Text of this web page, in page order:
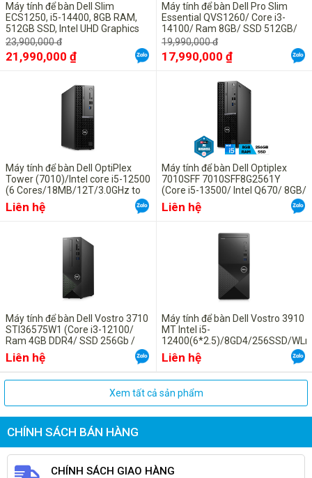
Máy tính để bàn Dell Slim
ECS1250, i5-14400, 8GB RAM,
512GB SSD, Intel UHD Graphics
730, ax+BT, KB, M, McAfee LS,
Win 11 Home, 1Y WTY
23,900,000 đ
21,990,000 ₫
Máy tính để bàn Dell Pro Slim
Essential QVS1260/ Core i3-
14100/ Ram 8GB/ SSD 512GB/
Intel Graphics/ KB, M/ ax+BT/
KYHD/ Win 11
19,990,000 đ
17,990,000 ₫
Máy tính để bàn Dell OptiPlex
Tower (7010)/Intel core i5-12500
(6 Cores/18MB/12T/3.0GHz to
4.6GHz/65W)| 8GB (1x8GB)
DDR4| M.2 2230 512 GB PCIe
Mouse & Keyboard | Power 1
Liên hệ
Máy tính để bàn Dell Optiplex
7010SFF 7010SFF8G2561Y
(Core i5-13500/ Intel Q670/ 8GB/
256GB SSD/ Intel UHD Graphics
770/ Ubuntu/ 1 Year)
Liên hệ
Máy tính để bàn Dell Vostro 3710
STI36575W1 (Core i3-12100/
Ram 4GB DDR4/ SSD 256Gb /
Non DVD/ Wifi + Bluetooth /
Windows 11 Home/ Office Home
Liên hệ
Máy tính để bàn Dell Vostro 3910
MT Intel i5-
12400(6*2.5)/8GD4/256SSD/
HOME ST/ProSup/ĐEN, USB
Keyboard & Mouse (9M2DD1)
Liên hệ
Xem tất cả sản phẩm
CHÍNH SÁCH BÁN HÀNG
CHÍNH SÁCH GIAO HÀNG